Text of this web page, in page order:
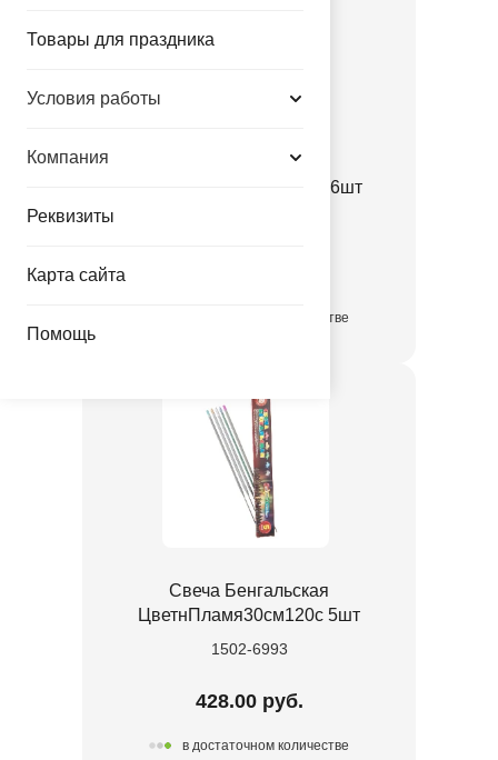
Товары для праздника
Условия работы
Компания
Реквизиты
Карта сайта
Помощь
Свеча Бенгальская
ЦветнПламя16см40сек6шт
в достаточном количестве
Свеча Бенгальская
ЦветнПламя30см120с 5шт
1502-6993
428.00 руб.
в достаточном количестве